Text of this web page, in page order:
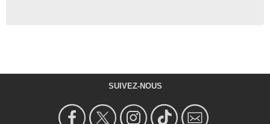
SUIVEZ-NOUS